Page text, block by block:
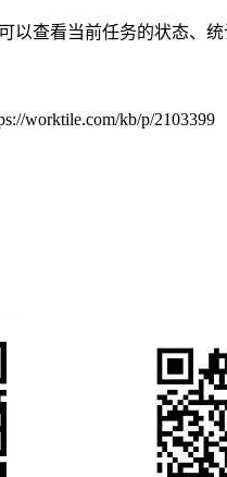
查看当前任务的状态、
worktile.com/kb/p/2103399